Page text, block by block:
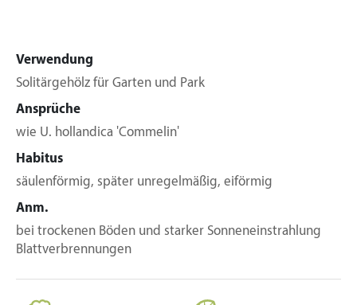
Verwendung
Solitärgehölz für Garten und Park
Ansprüche
wie U. hollandica 'Commelin'
Habitus
säulenförmig, später unregelmäßig, eiförmig
Anm.
bei trockenen Böden und starker Sonneneinstrahlung
Blattverbrennungen